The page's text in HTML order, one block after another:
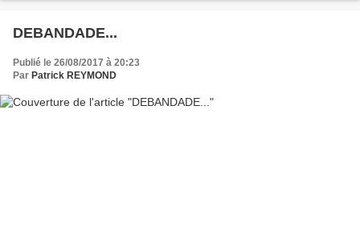
DEBANDADE...
Publié le 26/08/2017 à 20:23
Par Patrick REYMOND